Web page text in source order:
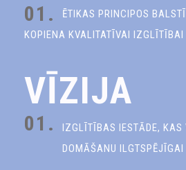
01.
ĒTIKAS PRINCIPOS
KOPIENA KVALITATĪVAI IZGLĪTĪBAI
VĪZIJA
01.
IZGLĪTĪBAS IESTĀDE,
DOMĀŠANU ILGTSPĒJĪGAI